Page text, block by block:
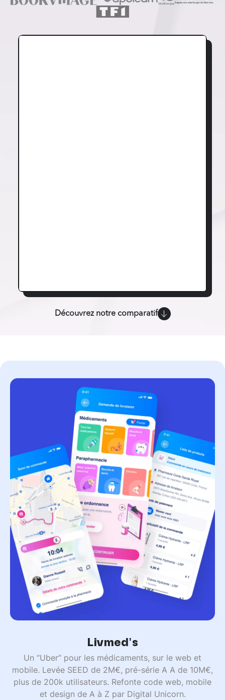
Découvrez notre comparatif
Livmed's
Un “Uber” pour les médicaments, sur le web et
mobile. Levée SEED de 2M€, pré-série A A de 10M€,
plus de 200k utilisateurs. Refonte code web, mobile
et design de A à Z par Digital Unicorn.